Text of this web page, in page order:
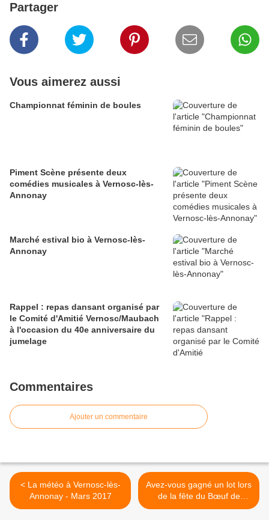
Partager
Vous aimerez aussi
Championnat féminin de boules
Piment Scène présente deux
comédies musicales à Vernosc-lès-
Annonay
Marché estival bio à Vernosc-lès-
Annonay
Rappel : repas dansant organisé par
le Comité d'Amitié Vernosc/Maubach
à l'occasion du 40e anniversaire du
jumelage
Commentaires
Ajouter un commentaire
< La météo à Vernosc-lès-
Annonay - Mars 2017
Avez-vous gagné un lot lors
de la fête du Bœuf de
Pâques ? >